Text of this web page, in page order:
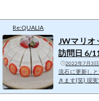
Re:QUALIA
JWマリオ
訪問日 6/
2022年7月3日
流石に更新し
きます(笑) 現